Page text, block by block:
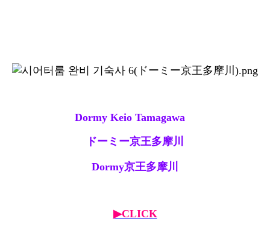
Dormy Keio Tamagawa
ドーミー京王多摩川
Dormy京王多摩川
▶CLICK